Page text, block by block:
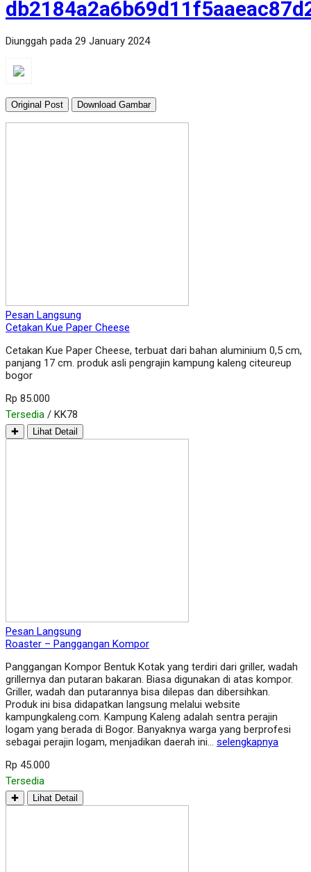
Diunggah pada 29 January 2024
Original Post Download Gambar
Pesan Langsung
Cetakan Kue Paper Cheese
Cetakan Kue Paper Cheese, terbuat dari bahan aluminium 0,5 cm,
panjang 17 cm. produk asli pengrajin kampung kaleng citeureup
bogor
Rp 85.000
Tersedia / KK78
✚ Lihat Detail
Pesan Langsung
Roaster – Panggangan Kompor
Panggangan Kompor Bentuk Kotak yang terdiri dari griller, wadah
grillernya dan putaran bakaran. Biasa digunakan di atas kompor.
Griller, wadah dan putarannya bisa dilepas dan dibersihkan.
Produk ini bisa didapatkan langsung melalui website
kampungkaleng.com. Kampung Kaleng adalah sentra perajin
logam yang berada di Bogor. Banyaknya warga yang berprofesi
sebagai perajin logam, menjadikan daerah ini… selengkapnya
Rp 45.000
Tersedia
✚ Lihat Detail